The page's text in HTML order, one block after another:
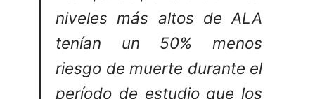
niveles más altos de ALA
tenían un 50% menos
riesgo de muerte durante el
período de estudio que los